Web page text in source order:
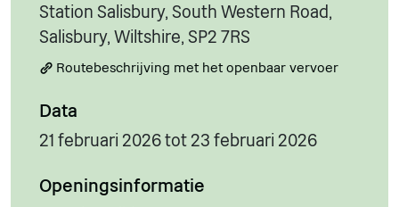
Station Salisbury, South Western Road,
Salisbury, Wiltshire, SP2 7RS
Routebeschrijving met het openbaar vervoer
Data
21 februari 2026 tot 23 februari 2026
Openingsinformatie